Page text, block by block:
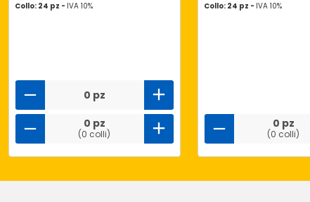
Collo: 24 pz - IVA 10%
0 pz
0 pz
(0 colli)
Collo: 24 pz - IVA 10%
0 pz
(0 colli)